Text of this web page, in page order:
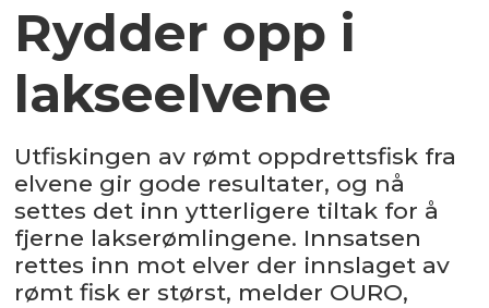
Rydder opp i
lakseelvene
Utfiskingen av rømt oppdrettsfisk fra
elvene gir gode resultater, og nå
settes det inn ytterligere tiltak for å
fjerne lakserømlingene. Innsatsen
rettes inn mot elver der innslaget av
rømt fisk er størst, melder OURO,